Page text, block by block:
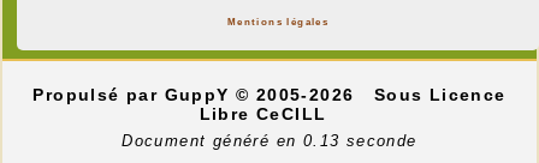
Mentions légales
Propulsé par GuppY© 2005-2026
Sous Licence
Libre CeCILL
Document généré en 0.13 seconde